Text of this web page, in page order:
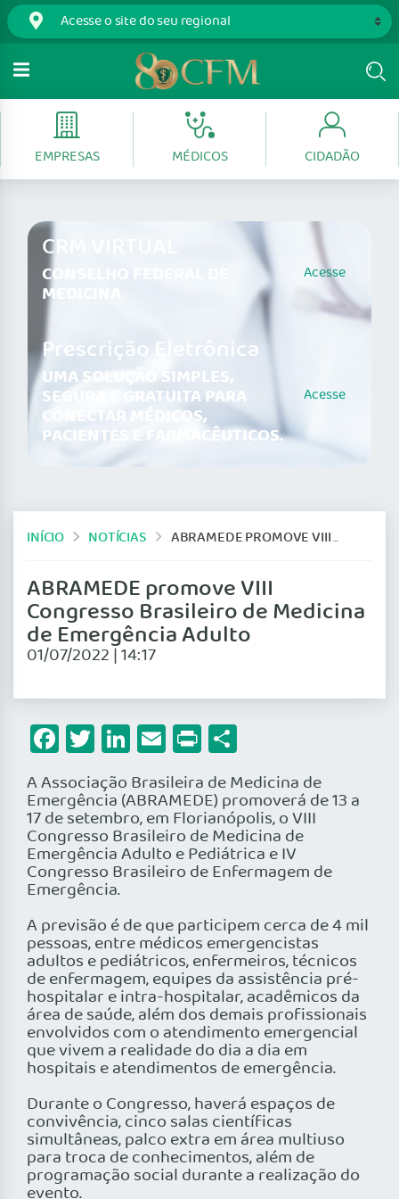
EMPRESAS MÉDICOS CIDADÃO
CRM VIRTUAL
CONSELHO FEDERAL DE
MEDICINA
Acesse
Prescrição Eletrônica
UMA SOLUÇÃO SIMPLES,
SEGURA E GRATUITA PARA
CONECTAR MÉDICOS,
PACIENTES E FARMACÊUTICOS.
Acesse
INÍCIO NOTÍCIAS ABRAMEDE PROMOVE VIII CONGRESSO BRASILEIRO DE MEDICINA DE EMERGÊNCIA ADULTO
ABRAMEDE promove VIII
Congresso Brasileiro de Medicina
de Emergência Adulto
01/07/2022 | 14:17
Facebook
Twitter
LinkedIn
Email
Print
A Associação Brasileira de Medicina de
Emergência (ABRAMEDE) promoverá de 13 a
17 de setembro, em Florianópolis, o VIII
Congresso Brasileiro de Medicina de
Emergência Adulto e Pediátrica e IV
Congresso Brasileiro de Enfermagem de
Emergência.
A previsão é de que participem cerca de 4 mil
pessoas, entre médicos emergencistas
adultos e pediátricos, enfermeiros, técnicos
de enfermagem, equipes da assistência pré-
hospitalar e intra-hospitalar, acadêmicos da
área de saúde, além dos demais proﬁssionais
envolvidos com o atendimento emergencial
que vivem a realidade do dia a dia em
hospitais e atendimentos de emergência.
Durante o Congresso, haverá espaços de
convivência, cinco salas cientíﬁcas
simultâneas, palco extra em área multiuso
para troca de conhecimentos, além de
programação social durante a realização do